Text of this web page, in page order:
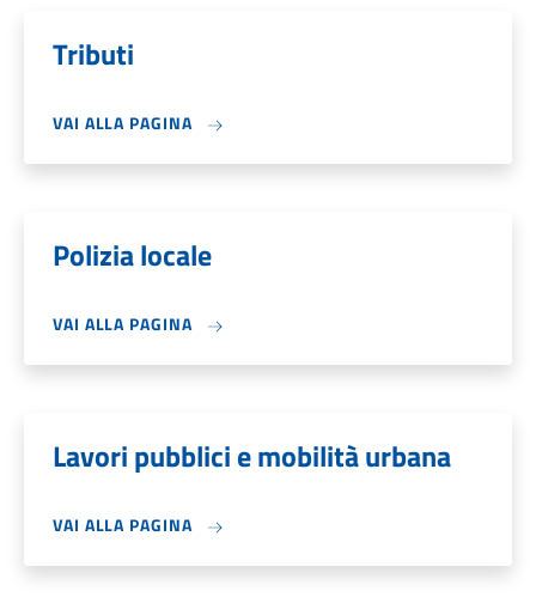
Tributi
VAI ALLA PAGINA
Polizia locale
VAI ALLA PAGINA
Lavori pubblici e mobilità urbana
VAI ALLA PAGINA